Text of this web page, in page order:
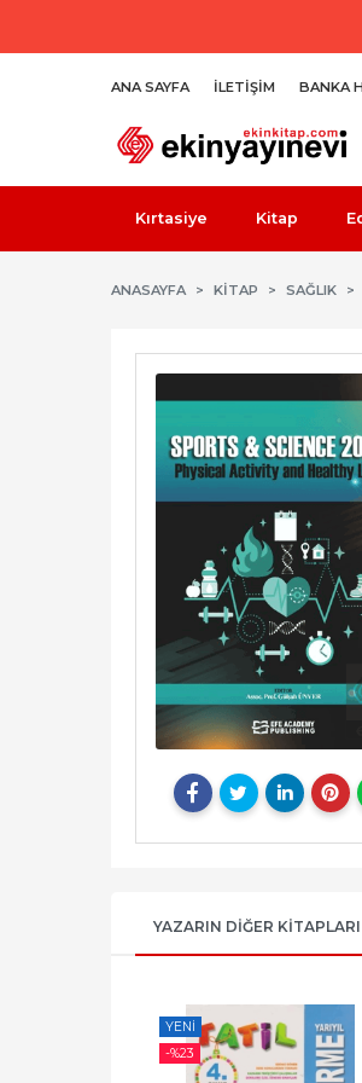
ANA SAYFA İLETIŞIM BANKA
Kırtasiye Kitap
ANASAYFA KİTAP SAĞLIK
YAZARIN DIĞER KITAPLARI
YENI
-%23